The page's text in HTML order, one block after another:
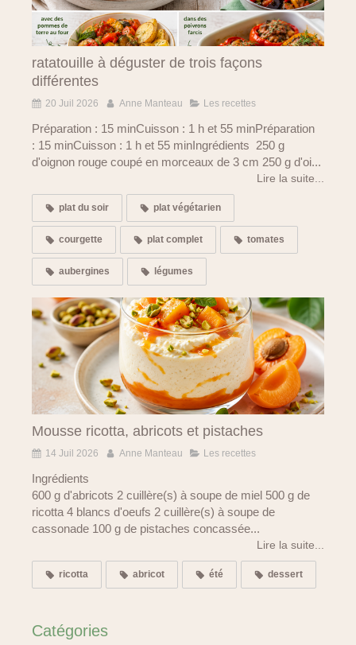
ratatouille à déguster de trois façons
différentes
20 Juil 2026 Anne Manteau Les recettes
Préparation : 15 minCuisson : 1 h et 55 minPréparation
: 15 minCuisson : 1 h et 55 minIngrédients 250 g
d'oignon rouge coupé en morceaux de 3 cm 250 g d'oi...
Lire la suite...
plat du soir plat végétarien
courgette plat complet tomates
aubergines légumes
Mousse ricotta, abricots et pistaches
14 Juil 2026 Anne Manteau Les recettes
Ingrédients
600 g d'abricots 2 cuillère(s) à soupe de miel 500 g de
ricotta 4 blancs d'oeufs 2 cuillère(s) à soupe de
cassonade 100 g de pistaches concassée...
Lire la suite...
ricotta abricot été dessert
Catégories